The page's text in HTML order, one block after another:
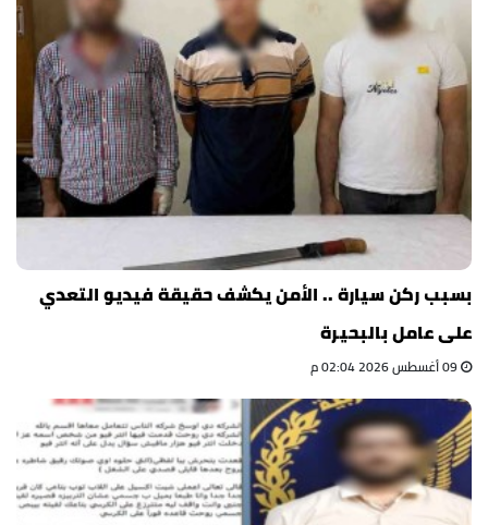
بسبب ركن سيارة .. الأمن يكشف حقيقة فيديو التعدي
على عامل بالبحيرة